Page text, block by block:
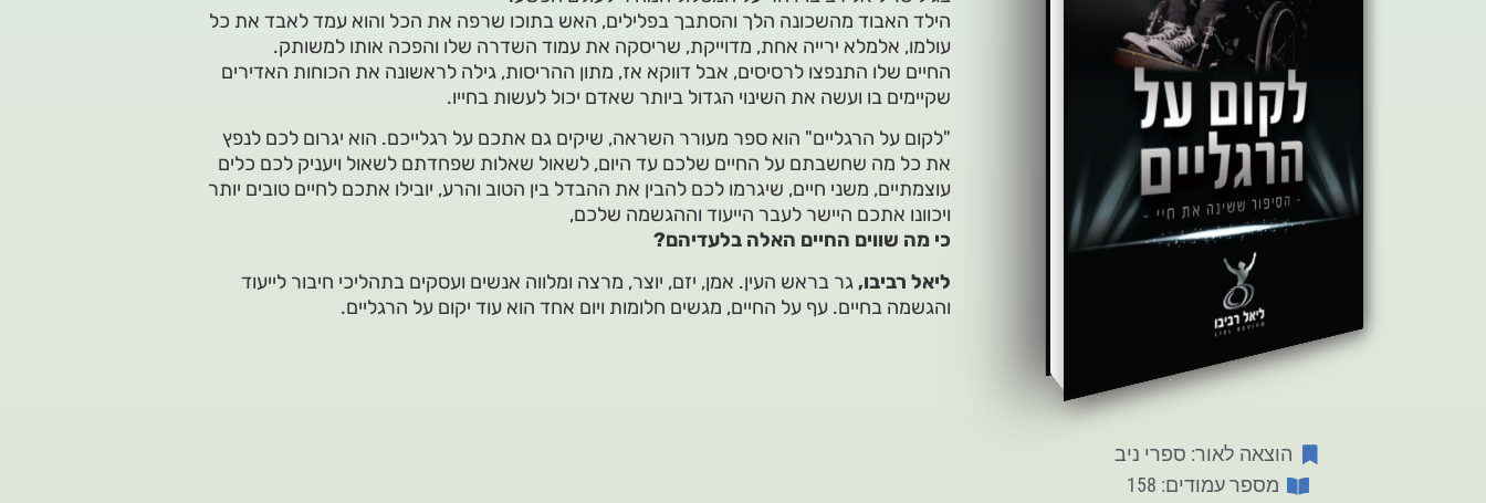
הוצאה לאור: ספרי ניב
מספר עמודים: 158
הילד האבוד מהשכונה הלך והסתבך בפלילים, האש בתוכו שרפה את הכל והוא עמד לאבד את כל
עולמו, אלמלא ירייה אחת, מדוייקת, שריסקה את עמוד השדרה שלו והפכה אותו למשותק.
החיים שלו התנפצו לרסיסים, אבל דווקא אז, מתון ההריסות, גילה לראשונה את הכוחות האדירים
שקיימים בו ועשה את השינוי הגדול ביותר שאדם יכול לעשות בחייו.
"לקום על הרגליים" הוא ספר מעורר השראה, שיקים גם אתכם על רגלייכם. הוא יגרום לכם לנפץ
את כל מה שחשבתם על החיים שלכם עד היום, לשאול שאלות שפחדתם לשאול ויעניק לכם כלים
עוצמתיים, משני חיים, שיגרמו לכם להבין את ההבדל בין הטוב והרע, יובילו אתכם לחיים טובים יותר
ויכוונו אתכם היישר לעבר הייעוד וההגשמה שלכם,
כי מה שווים החיים האלה בלעדיהם?
ליאל רביבו,גר בראש העין. אמן, יזם, יוצר, מרצה ומלווה אנשים ועסקים בתהליכי חיבור לייעוד
והגשמה בחיים. עף על החיים, מגשים חלומות ויום אחד הוא עוד יקום על הרגליים.